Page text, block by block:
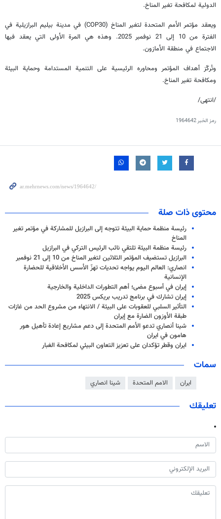
الدولية لمكافحة تغير المناخ.
ويعقد مؤتمر الأمم المتحدة لتغير المناخ (COP30) في مدينة بيليم البرازيلية في
الفترة من 10 إلى 21 نوفمبر 2025. وهذه هي المرة الأولى التي یعقد فيها
الاجتماع في منطقة الأمازون.
وتُركّز أهداف المؤتمر ومحاوره الرئيسية على التنمية المستدامة وحماية البيئة
ومكافحة تغير المناخ.
/انتهی/
رمز الخبر1964642
محتوى ذات صلة
رئيسة منظمة حماية البيئة تتوجه إلى البرازيل للمشاركة في مؤتمر تغير
المناخ
رئيسة منظمة البيئة تلتقي نائب الرئيس التركي في البرازيل
البرازيل تستضيف المؤتمر الثلاثين لتغير المناخ من 10 إلى 21 نوفمبر
انصاري: العالم اليوم يواجه تحديات تهزّ الأسس الأخلاقية للحضارة
الإنسانية
إيران في أسبوع مضى؛ أهم التطورات الداخلية والخارجية
إيران تشارك في برنامج تدريب بريكس 2025
التأثير السلبي للعقوبات على البيئة / الانتهاء من مشروع الحد من غازات
طبقة الأوزون الضارة مع إيران
شينا أنصاري تدعو الأمم المتحدة إلى دعم مشاريع إعادة تأهيل هور
هامون في ايران
ايران وقطر تؤكدان على تعزيز التعاون البيئي لمكافحة الغبار
سمات
ايران الامم المتحدة شينا انصاري
تعليقك